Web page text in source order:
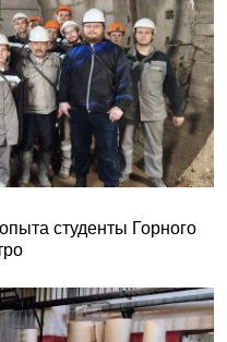
студенты Горного